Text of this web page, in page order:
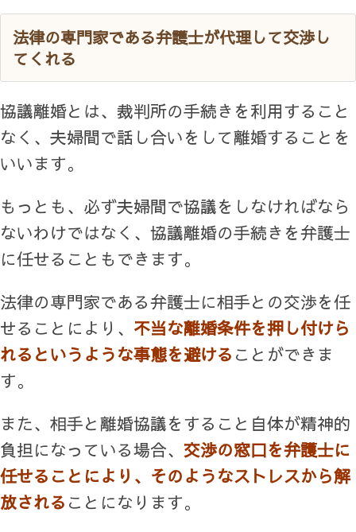
法律の専門家である弁護士が代理して交渉し
てくれる
協議離婚とは、裁判所の手続きを利用すること
なく、夫婦間で話し合いをして離婚することを
いいます。
もっとも、必ず夫婦間で協議をしなければなら
ないわけではなく、協議離婚の手続きを弁護士
に任せることもできます。
法律の専門家である弁護士に相手との交渉を任
せることにより、 不当な離婚条件を押し付けら
れるというような事態を避ける ことができま
す。
また、相手と離婚協議をすること自体が精神的
負担になっている場合、 交渉の窓口を弁護士に
任せることにより、そのようなストレスから解
放される ことになります。